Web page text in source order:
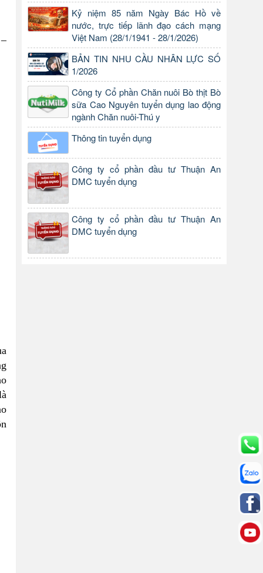
Kỷ niệm 85 năm Ngày Bác Hồ về
nước, trực tiếp lãnh đạo cách mạng
Việt Nam (28/1/1941 - 28/1/2026)
BẢN TIN NHU CẦU NHÂN LỰC SỐ
1/2026
Công ty Cổ phần Chăn nuôi Bò thịt Bò
sữa Cao Nguyên tuyển dụng lao động
ngành Chăn nuôi-Thú y
Thông tin tuyển dụng
Công ty cổ phần đầu tư Thuận An
DMC tuyển dụng
Công ty cổ phần đầu tư Thuận An
DMC tuyển dụng